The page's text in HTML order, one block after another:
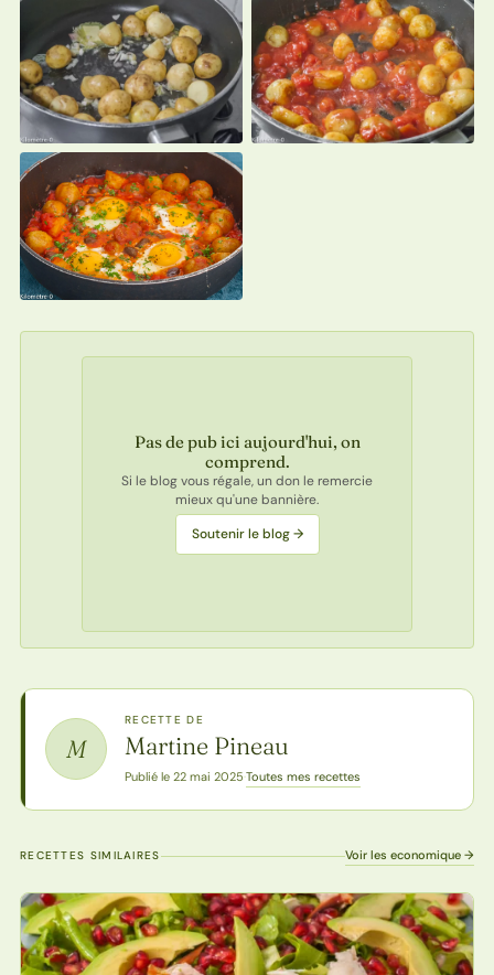
Pas de pub ici aujourd'hui, on
comprend.
Si le blog vous régale, un don le remercie
mieux qu'une bannière.
Soutenir le blog →
M
RECETTE DE
Martine Pineau
Publié le 22 mai 2025·Toutes mes recettes
RECETTES SIMILAIRES Voir les economique →